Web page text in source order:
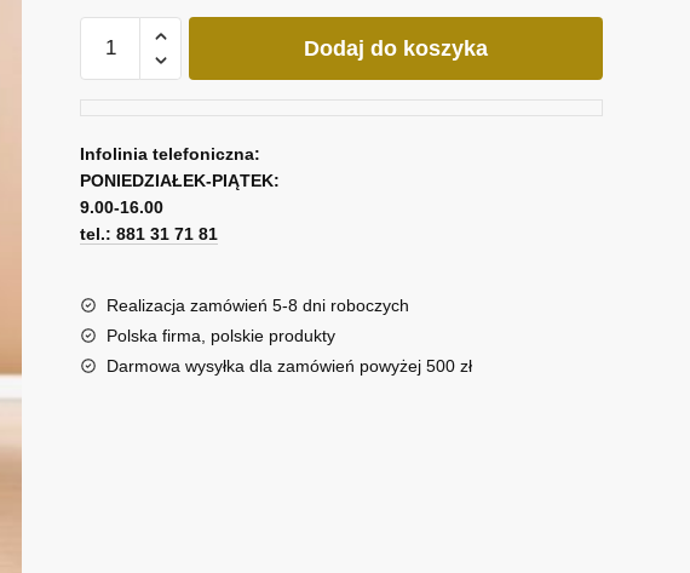
Obraz
Dodaj do koszyka
Infolinia telefoniczna:
PONIEDZIAŁEK-PIĄTEK:
9.00-16.00
tel.: 881 31 71 81
Realizacja zamówień 5-8 dni roboczych
Polska firma, polskie produkty
Darmowa wysyłka dla zamówień powyżej 500 zł